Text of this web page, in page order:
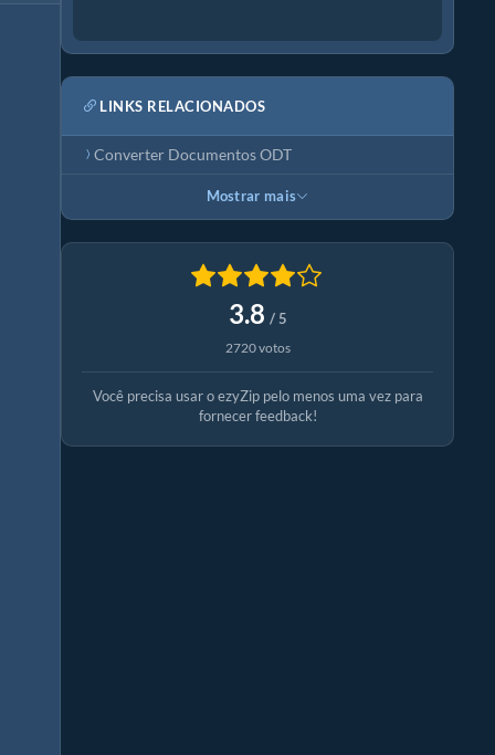
LINKS RELACIONADOS
Converter Documentos ODT
Mostrar mais
3.8 / 5
2720 votos
Você precisa usar o ezyZip pelo menos uma vez para
fornecer feedback!